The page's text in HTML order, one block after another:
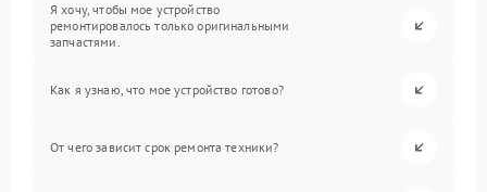
Я хочу, чтобы мое устройство
ремонтировалось только оригинальными
запчастями.
Как я узнаю, что мое устройство готово?
От чего зависит срок ремонта техники?